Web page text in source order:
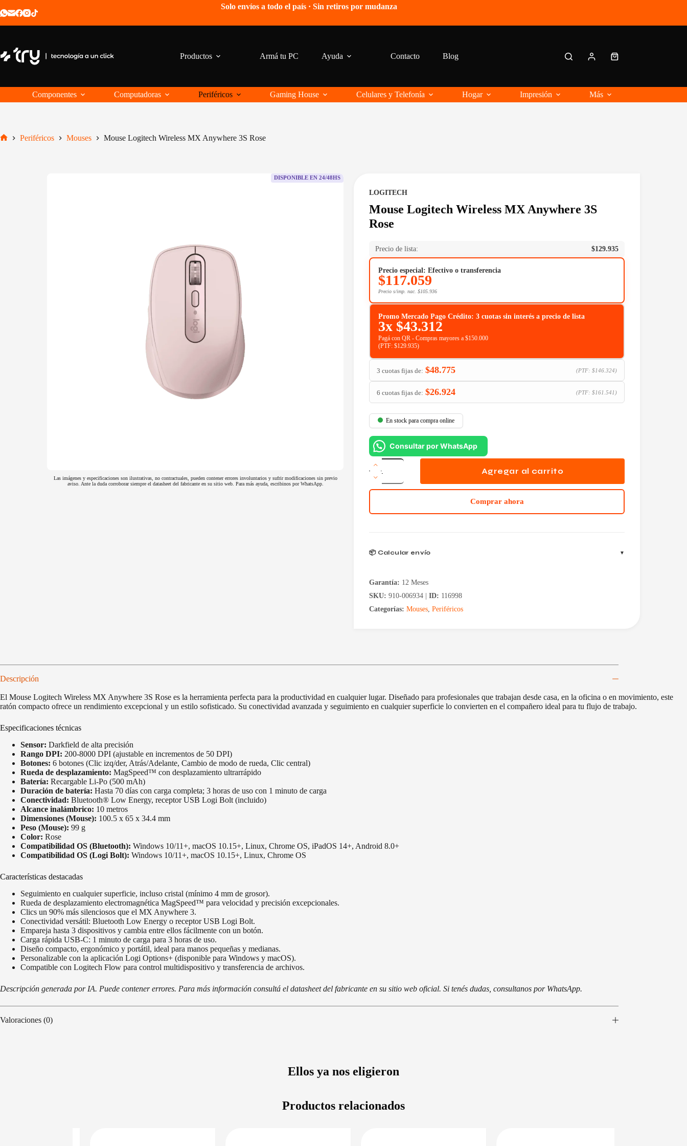
al
Solo envíos a todo el país · Sin retiros por mudanza
Productos Armá tu PC Ayuda Contacto Blog
Carro
Componentes
Computadoras Periféricos Gaming House Celulares y Telefonía Hogar Impresión Más
Periféricos Mouses Mouse Logitech Wireless MX Anywhere 3S Rose
DISPONIBLE EN 24/48HS
Las imágenes y especificaciones son ilustrativas, no contractuales, pueden contener errores involuntarios y sufrir modificaciones sin previo
aviso. Ante la duda corroborar siempre el datasheet del fabricante en su sitio web. Para más ayuda, escribinos por WhatsApp.
LOGITECH
Mouse Logitech Wireless MX Anywhere 3S
Rose
Precio de lista: $129.935
Precio especial: Efectivo o transferencia
$117.059
Precio s/imp. nac. $105.936
Promo Mercado Pago Crédito: 3 cuotas sin interés a precio de lista
3x $43.312
Pagá con QR - Compras mayores a $150.000
(PTF: $129.935)
3 cuotas fijas de: $48.775 (PTF: $146.324)
6 cuotas fijas de: $26.924 (PTF: $161.541 )
En stock para compra online
Consultar por WhatsApp
Mouse
Logitech
Wireless
MX
Rose
Agregar al carrito
Comprar ahora
📦 Calcular envío
Garantía: 12 Meses
SKU: 910-006934 | ID: 116998
Categorías: Mouses, Periféricos
Descripción
El Mouse Logitech Wireless MX Anywhere 3S Rose es la herramienta perfecta para la productividad en cualquier lugar. Diseñado para profesionales que trabajan desde casa, en la oficina o en movimiento, este
ratón compacto ofrece un rendimiento excepcional y un estilo sofisticado. Su conectividad avanzada y seguimiento en cualquier superficie lo convierten en el compañero ideal para tu flujo de trabajo.
Especificaciones técnicas
Sensor: Darkfield de alta precisión
Rango DPI: 200-8000 DPI (ajustable en incrementos de 50 DPI)
Botones: 6 botones (Clic izq/der, Atrás/Adelante, Cambio de modo de rueda, Clic central)
Rueda de desplazamiento: MagSpeed™ con desplazamiento ultrarrápido
Batería: Recargable Li-Po (500 mAh)
Duración de batería: Hasta 70 días con carga completa; 3 horas de uso con 1 minuto de carga
Conectividad: Bluetooth® Low Energy, receptor USB Logi Bolt (incluido)
Alcance inalámbrico: 10 metros
Dimensiones (Mouse): 100.5 x 65 x 34.4 mm
Peso (Mouse): 99 g
Color: Rose
Compatibilidad OS (Bluetooth): Windows 10/11+, macOS 10.15+, Linux, Chrome OS, iPadOS 14+, Android 8.0+
Compatibilidad OS (Logi Bolt): Windows 10/11+, macOS 10.15+, Linux, Chrome OS
Características destacadas
Seguimiento en cualquier superficie, incluso cristal (mínimo 4 mm de grosor).
Rueda de desplazamiento electromagnética MagSpeed™ para velocidad y precisión excepcionales.
Clics un 90% más silenciosos que el MX Anywhere 3.
Conectividad versátil: Bluetooth Low Energy o receptor USB Logi Bolt.
Empareja hasta 3 dispositivos y cambia entre ellos fácilmente con un botón.
Carga rápida USB-C: 1 minuto de carga para 3 horas de uso.
Diseño compacto, ergonómico y portátil, ideal para manos pequeñas y medianas.
Personalizable con la aplicación Logi Options+ (disponible para Windows y macOS).
Compatible con Logitech Flow para control multidispositivo y transferencia de archivos.
Descripción generada por IA. Puede contener errores. Para más información consultá el datasheet del fabricante en su sitio web oficial. Si tenés dudas, consultanos por WhatsApp.
Valoraciones (0)
Ellos ya nos eligieron
Productos relacionados